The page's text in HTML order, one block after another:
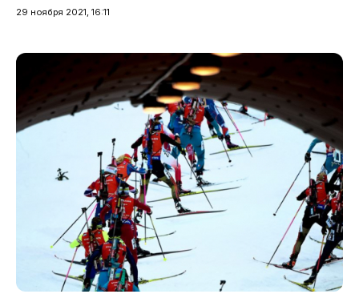
29 ноября 2021, 16:11